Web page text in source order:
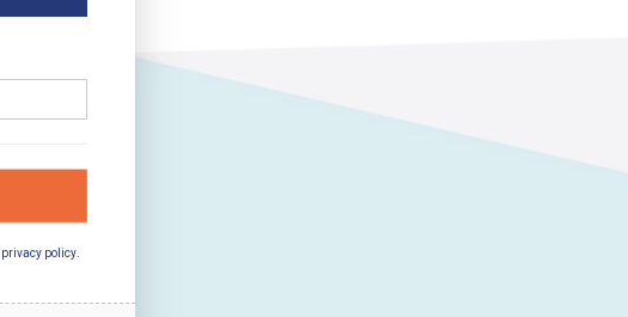
privacy policy